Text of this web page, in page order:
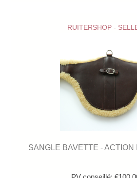
RUITERSHOP -
SANGLE BAVETTE - ACTION